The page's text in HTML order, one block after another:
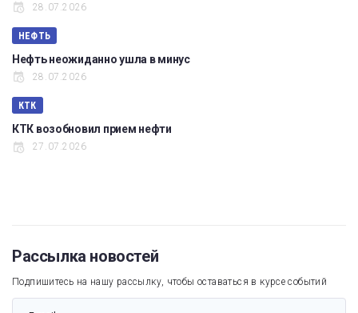
28.07.2026
НЕФТЬ
Нефть неожиданно ушла в минус
28.07.2026
КТК
КТК возобновил прием нефти
27.07.2026
Рассылка новостей
Подпишитесь на нашу рассылку, чтобы оставаться в курсе событий